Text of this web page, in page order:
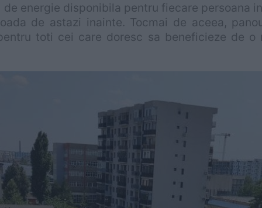
de energie disponibila pentru fiecare persoana
de astazi inainte. Tocmai de aceea,
toti cei care doresc sa beneficieze de o